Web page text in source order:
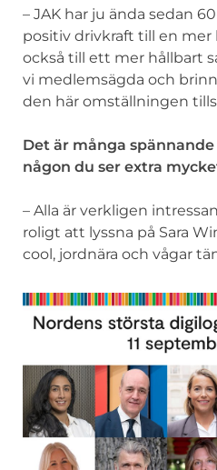
– JAK har ju ända sedan
positiv drivkraft till en
också till ett mer hållbart
vi medlemsägda och
den här omställningen
Det är många
någon du ser extra
– Alla är verkligen
roligt att lyssna på Sara
cool, jordnära och vågar